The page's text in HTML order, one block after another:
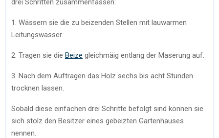
1. Wässern sie die zu beizenden Stellen mit lauwarmen
Leitungswasser.
2. Tragen sie die Beize gleichmäig entlang der Maserung auf.
3. Nach dem Auftragen das Holz sechs bis acht Stunden
trocknen lassen.
Sobald diese einfachen drei Schritte befolgt sind können sie
sich stolz den Besitzer eines gebeizten Gartenhauses
nennen.